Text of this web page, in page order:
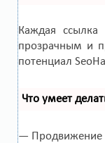
Каждая
прозрачным и
потенциал
Что умеет
— Продвижение